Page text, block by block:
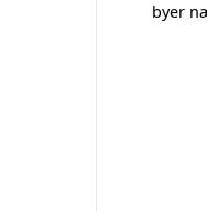
byer